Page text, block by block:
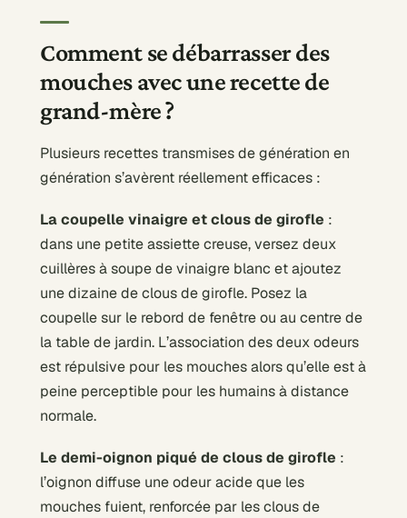
Comment se débarrasser des
mouches avec une recette de
grand-mère ?
Plusieurs recettes transmises de génération en
génération s’avèrent réellement efficaces :
La coupelle vinaigre et clous de girofle :
dans une petite assiette creuse, versez deux
cuillères à soupe de vinaigre blanc et ajoutez
une dizaine de clous de girofle. Posez la
coupelle sur le rebord de fenêtre ou au centre de
la table de jardin. L’association des deux odeurs
est répulsive pour les mouches alors qu’elle est à
peine perceptible pour les humains à distance
normale.
Le demi-oignon piqué de clous de girofle :
l’oignon diffuse une odeur acide que les
mouches fuient, renforcée par les clous de